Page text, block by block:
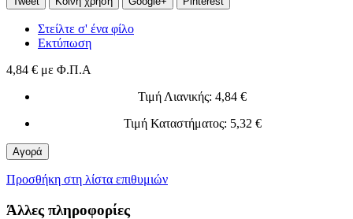
Στείλτε σ' ένα φίλο
Εκτύπωση
4,84 € με Φ.Π.Α
Τιμή Λιανικής: 4,84 €
Τιμή Καταστήματος: 5,32 €
Αγορά
Προσθήκη στη λίστα επιθυμιών
Άλλες πληροφορίες